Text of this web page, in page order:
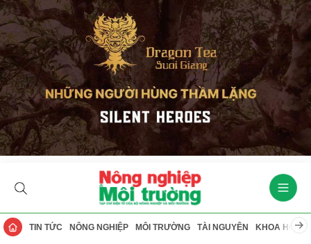
TIN TỨC NÔNG NGHIỆP MÔI TRƯỜNG TÀI NGUYÊN KHOA HỌC